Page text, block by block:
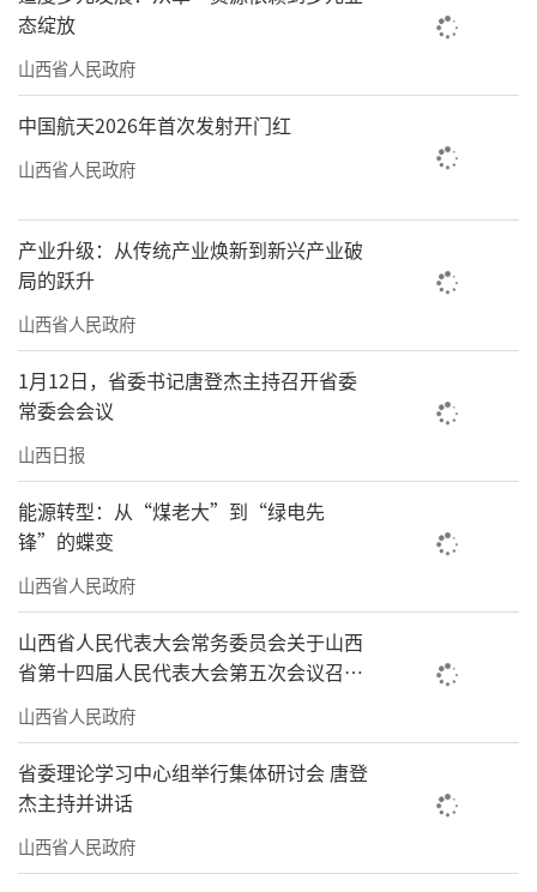
态绽放
山西省人民政府
中国航天2026年首次发射开门红
山西省人民政府
产业升级：从传统产业焕新到新兴产业破
局的跃升
山西省人民政府
1月12日，省委书记唐登杰主持召开省委
常委会会议
山西日报
能源转型：从“煤老大”到“绿电先
锋”的蝶变
山西省人民政府
山西省人民代表大会常务委员会关于山西
省第十四届人民代表大会第五次会议召开
时间的决定
山西省人民政府
省委理论学习中心组举行集体研讨会 唐登
杰主持并讲话
山西省人民政府